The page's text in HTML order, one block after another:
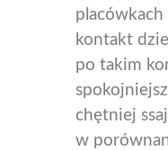
kontakt
po takim
chętniej
w